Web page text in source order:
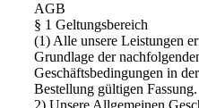
AGB
§ 1 Geltungsbereich
(1) Alle unsere Leistungen
Grundlage der
Geschäftsbedingungen in
Bestellung gültigen Fassung.
2) Unsere Allgemeinen